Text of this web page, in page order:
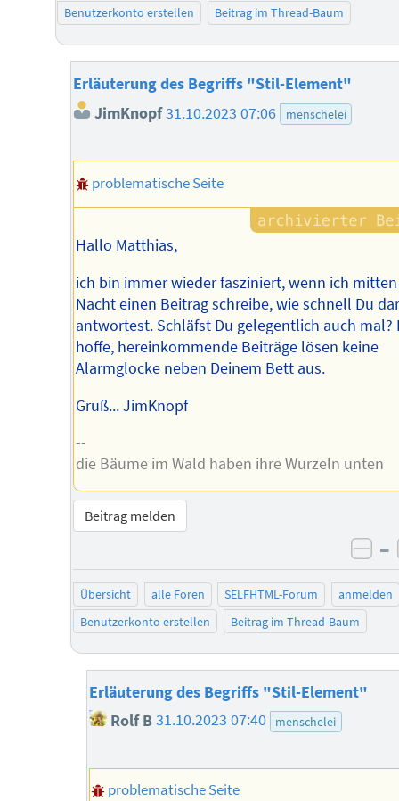
Benutzerkonto erstellen Beitrag im Thread-Baum
Erläuterung des Begriffs "Stil-Element"
JimKnopf31.10.2023 07:06 menschelei
problematische Seite
Hallo Matthias,
ich bin immer wieder fasziniert, wenn ich
Nacht einen Beitrag schreibe, wie schnell Du
antwortest. Schläfst Du gelegentlich auch mal?
hoffe, hereinkommende Beiträge lösen keine
Alarmglocke neben Deinem Bett aus.
Gruß... JimKnopf
--
die Bäume im Wald haben ihre Wurzeln unten
Beitrag melden
–
Übersicht alle Foren SELFHTML-Forum
anmelden
Benutzerkonto erstellen
Beitrag im Thread-Baum
Erläuterung des Begriffs "Stil-Element"
Rolf B 31.10.2023 07:40 menschelei
problematische Seite